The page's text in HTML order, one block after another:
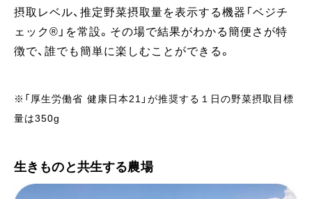
摂取レベル、推定野菜摂取量を表示する機器「ベジチ
ェック®」を常設。その場で結果がわかる簡便さが特
徴で、誰でも簡単に楽しむことができる。
※「厚生労働省 健康日本21」が推奨する１日の野菜摂取目標
量は350g
生きものと共生する農場